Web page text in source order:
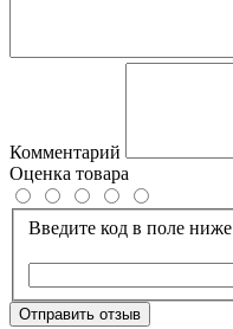
Комментарий
Оценка товара
Введите код в поле ниже
Отправить отзыв